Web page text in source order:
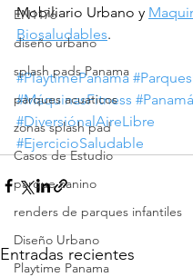
EN1176
diseño urbano
splash pads Panama
parques acuaticos
zonas splash pad
Casos de Estudio
parque canino
renders de parques infantiles
Diseño Urbano
Playtime Panama
Mobiliario Urbano y
Biosaludables.
#PlaytimePanama
#MáquinasFitness
#DiversiónalAireLibre
#EjercicioSaludable
Entradas recientes